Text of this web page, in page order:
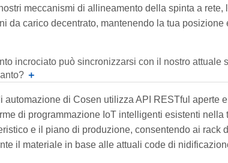
meccanismi di allineamento della spinta a rete,
da carico decentrato, mantenendo la tua posizione
incrociato può sincronizzarsi con il nostro attuale
＋
automazione di Cosen utilizza API RESTful aperte
di programmazione IoT intelligenti esistenti nella
e il piano di produzione, consentendo ai rack
il materiale in base alle attuali code di